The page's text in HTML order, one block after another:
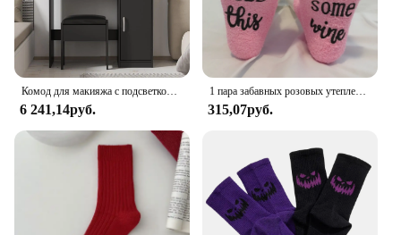
Комод для макияжа с подсветкой, туалетный столик с зеркалом и подсветкой, большой ящик и двухъярусный шкаф для хранения вещей, белый/черный
6 241,14руб.
1 пара забавных розовых утепленных женских носков с надписью «Если вы можете прочитать это, принесите мне немного вина», мягкая и удобная грелка
315,07руб.